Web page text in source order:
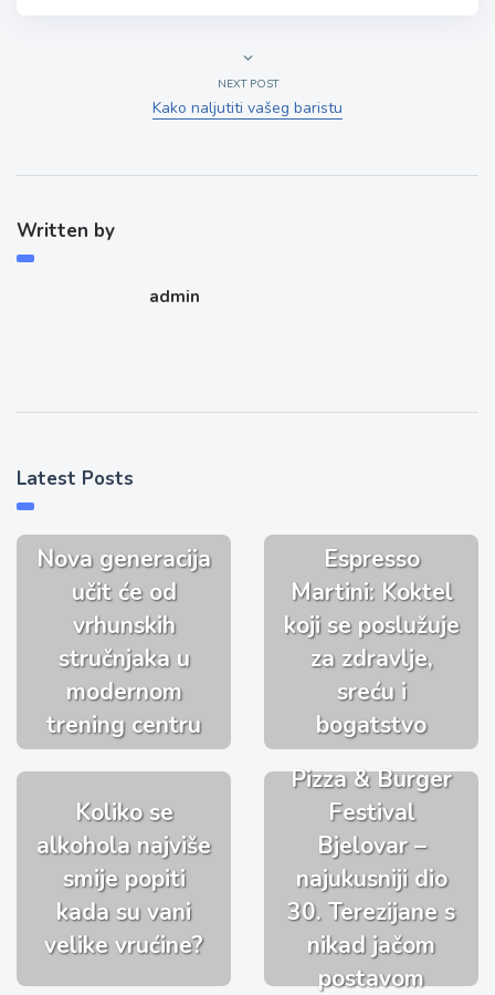
NEXT POST
Kako naljutiti vašeg baristu
Written by
admin
Latest Posts
Nova generacija
učit će od
vrhunskih
stručnjaka u
modernom
trening centru
Espresso
Martini: Koktel
koji se poslužuje
za zdravlje,
sreću i
bogatstvo
Koliko se
alkohola najviše
smije popiti
kada su vani
velike vrućine?
Pizza & Burger
Festival
Bjelovar –
najukusniji dio
30. Terezijane s
nikad jačom
postavom